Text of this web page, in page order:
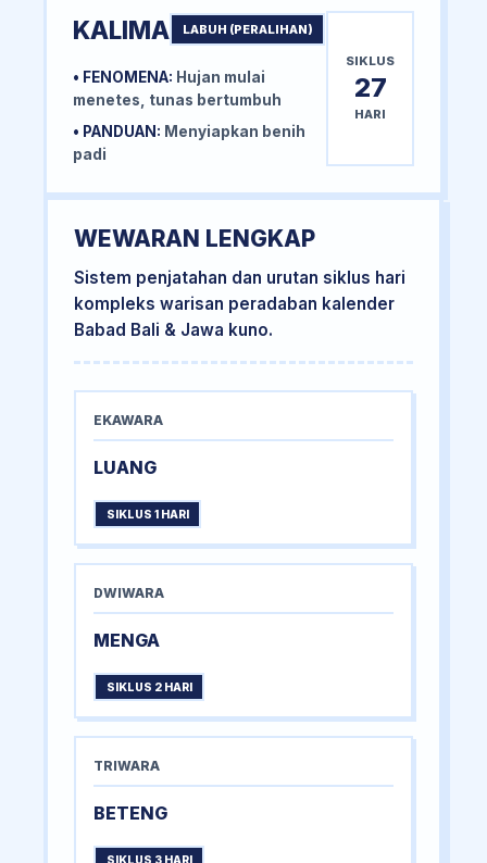
KALIMA LABUH (PERALIHAN)
• FENOMENA: Hujan mulai
menetes, tunas bertumbuh
• PANDUAN: Menyiapkan benih
padi
SIKLUS
27
HARI
WEWARAN LENGKAP
Sistem penjatahan dan urutan siklus hari
kompleks warisan peradaban kalender
Babad Bali & Jawa kuno.
EKAWARA
LUANG
SIKLUS 1 HARI
DWIWARA
MENGA
SIKLUS 2 HARI
TRIWARA
BETENG
SIKLUS 3 HARI